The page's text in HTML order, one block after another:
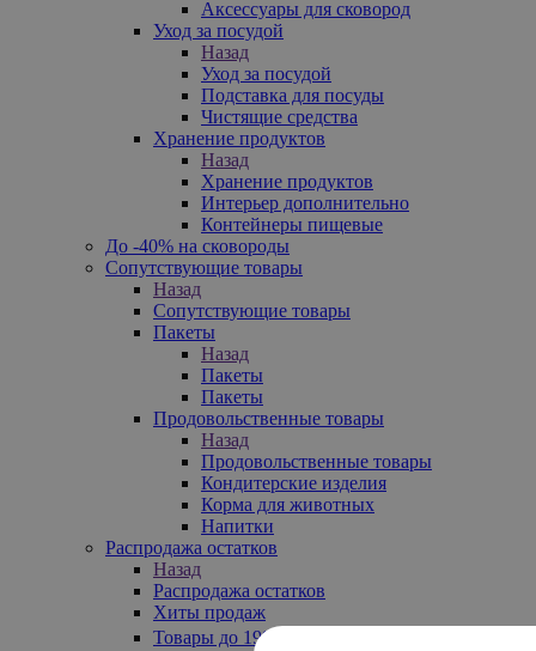
Аксессуары для сковород
Уход за посудой
Назад
Уход за посудой
Подставка для посуды
Чистящие средства
Хранение продуктов
Назад
Хранение продуктов
Интерьер дополнительно
Контейнеры пищевые
До -40% на сковороды
Сопутствующие товары
Назад
Сопутствующие товары
Пакеты
Назад
Пакеты
Пакеты
Продовольственные товары
Назад
Продовольственные товары
Кондитерские изделия
Корма для животных
Напитки
Распродажа остатков
Назад
Распродажа остатков
Хиты продаж
Товары до 199₽